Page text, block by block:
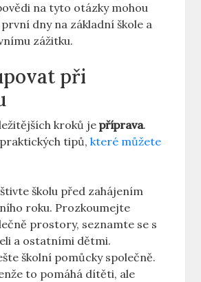
na tyto otázky mohou
dny na základní škole a
zážitku.
při
kroků jepříprava.
tipů,které můžete
školu před zahájením
roku. Prozkoumejte
prostory, seznamte se s
a ostatními dětmi.
školní pomůcky společně.
to pomáhá dítěti, ale